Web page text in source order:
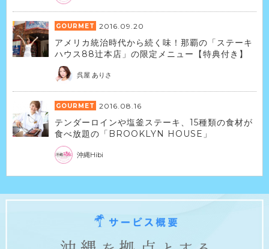
GOURMET 2016.09.20
アメリカ統治時代から続く味！那覇の「ステーキ
ハウス88辻本店」の限定メニュー【特典付き】
呉屋 ありさ
GOURMET 2016.08.16
テンダーロインや塩釜ステーキ、15種類の食材が
食べ放題の「BROOKLYN HOUSE」
沖縄Hibi